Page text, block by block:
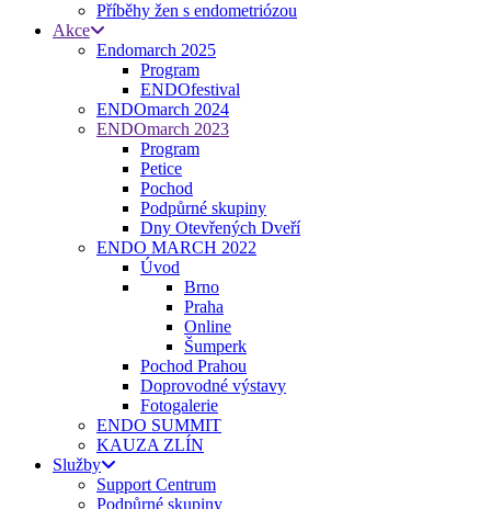
Příběhy žen s endometriózou
Akce
Endomarch 2025
Program
ENDOfestival
ENDOmarch 2024
ENDOmarch 2023
Program
Petice
Pochod
Podpůrné skupiny
Dny Otevřených Dveří
ENDO MARCH 2022
Úvod
Brno
Praha
Online
Šumperk
Pochod Prahou
Doprovodné výstavy
Fotogalerie
ENDO SUMMIT
KAUZA ZLÍN
Služby
Support Centrum
Podpůrné skupiny